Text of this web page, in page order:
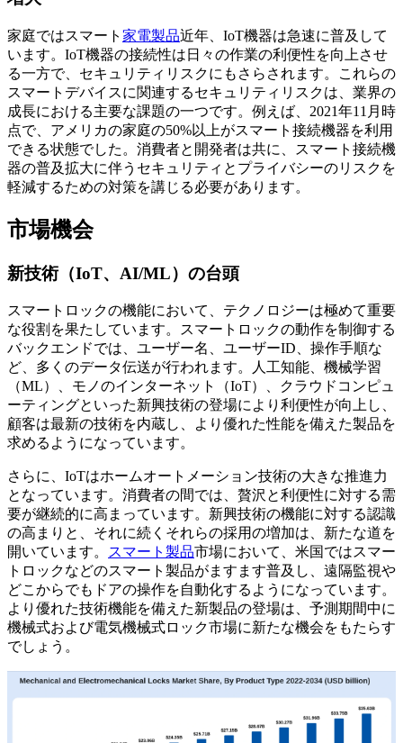
家庭ではスマート 家電製品近年、IoT機器は急速に普及して
います。IoT機器の接続性は日々の作業の利便性を向上させ
る一方で、セキュリティリスクにもさらされます。これらの
スマートデバイスに関連するセキュリティリスクは、業界の
成長における主要な課題の一つです。例えば、2021年11月時
点で、アメリカの家庭の50%以上がスマート接続機器を利用
できる状態でした。消費者と開発者は共に、スマート接続機
器の普及拡大に伴うセキュリティとプライバシーのリスクを
軽減するための対策を講じる必要があります。
市場機会
新技術（IoT、AI/ML）の台頭
スマートロックの機能において、テクノロジーは極めて重要
な役割を果たしています。スマートロックの動作を制御する
バックエンドでは、ユーザー名、ユーザーID、操作手順な
ど、多くのデータ伝送が行われます。人工知能、機械学習
（ML）、モノのインターネット（IoT）、クラウドコンピュ
ーティングといった新興技術の登場により利便性が向上し、
顧客は最新の技術を内蔵し、より優れた性能を備えた製品を
求めるようになっています。
さらに、IoTはホームオートメーション技術の大きな推進力
となっています。消費者の間では、贅沢と利便性に対する需
要が継続的に高まっています。新興技術の機能に対する認識
の高まりと、それに続くそれらの採用の増加は、新たな道を
開いています。 スマート製品市場において、米国ではスマー
トロックなどのスマート製品がますます普及し、遠隔監視や
どこからでもドアの操作を自動化するようになっています。
より優れた技術機能を備えた新製品の登場は、予測期間中に
機械式および電気機械式ロック市場に新たな機会をもたらす
でしょう。